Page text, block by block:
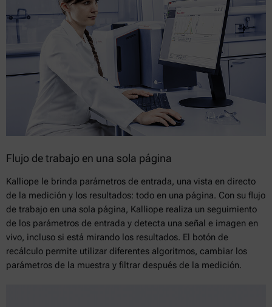
Flujo de trabajo en una sola página
Kalliope le brinda parámetros de entrada, una vista en directo
de la medición y los resultados: todo en una página. Con su flujo
de trabajo en una sola página, Kalliope realiza un seguimiento
de los parámetros de entrada y detecta una señal e imagen en
vivo, incluso si está mirando los resultados. El botón de
recálculo permite utilizar diferentes algoritmos, cambiar los
parámetros de la muestra y filtrar después de la medición.